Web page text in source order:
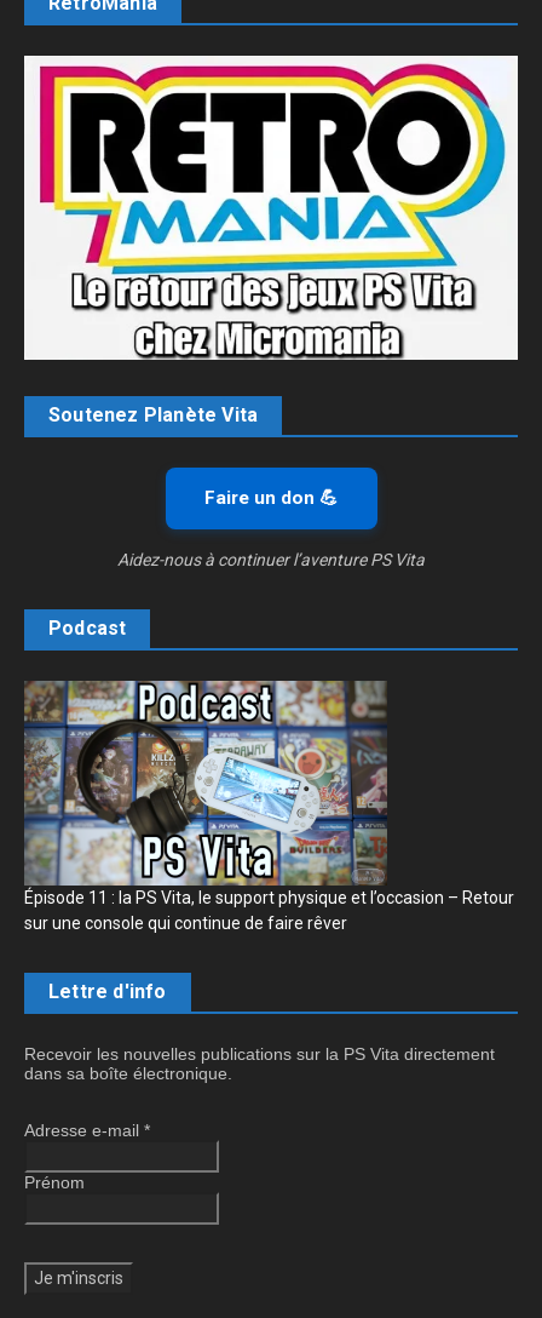
Soutenez Planète Vita
Faire un don 💪
Aidez-nous à continuer l’aventure PS Vita
Podcast
Épisode 11 : la PS Vita, le support physique et l’occasion – Retour
sur une console qui continue de faire rêver
Lettre d'info
Recevoir les nouvelles publications sur la PS Vita directement
dans sa boîte électronique.
Adresse e-mail *
Prénom